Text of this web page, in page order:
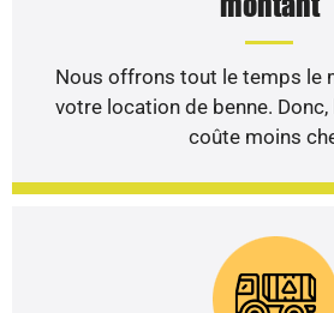
Nous offrons tout le temps le
votre location de benne.
coûte moins